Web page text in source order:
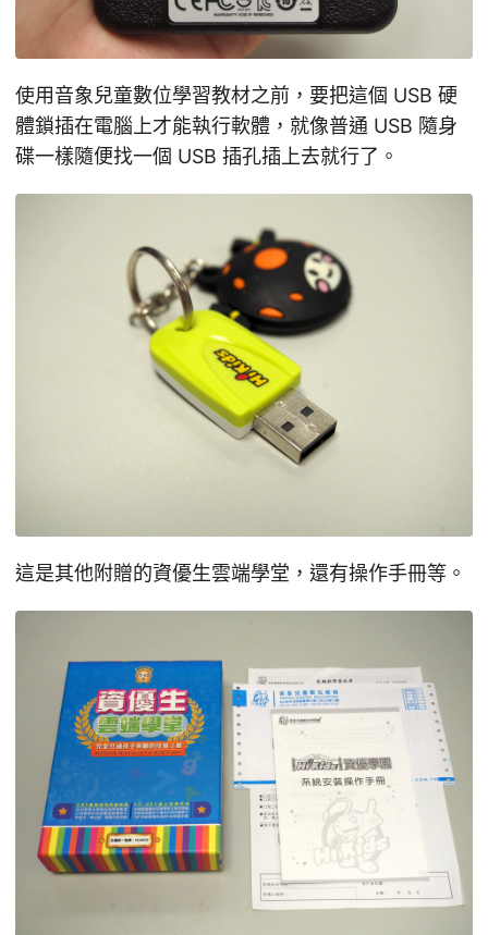
使用音象兒童數位學習教材之前，要把這個 USB 硬
體鎖插在電腦上才能執行軟體，就像普通 USB 隨身
碟一樣隨便找一個 USB 插孔插上去就行了。
這是其他附贈的資優生雲端學堂，還有操作手冊等。